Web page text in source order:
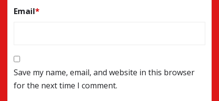
Email*
Save my name, email, and website in this browser
for the next time I comment.